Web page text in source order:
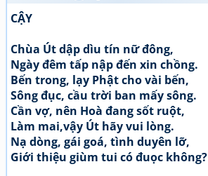
CẬY
Chùa Út dập dìu tín nữ đông,
Ngày đêm tấp nập đến xin chồng.
Bến trong, lạy Phật cho vài bến,
Sông đục, cầu trời ban mấy sông.
Cần vợ, nên Hoà đang sốt ruột,
Làm mai,vậy Út hãy vui lòng.
Nạ dòng, gái goá, tình duyên lỡ,
Giới thiệu giùm tui có đuọc không?